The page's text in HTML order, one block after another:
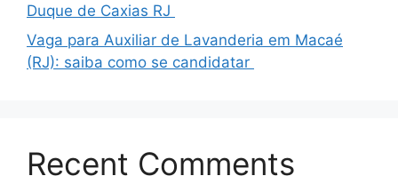
Duque de Caxias RJ
Vaga para Auxiliar de Lavanderia em Macaé
(RJ): saiba como se candidatar
Recent Comments